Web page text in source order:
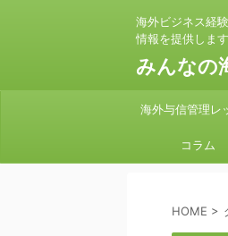
海外ビジネス経
情報を提供します
みんなの
海外与信管理レ
コラム
HOME >